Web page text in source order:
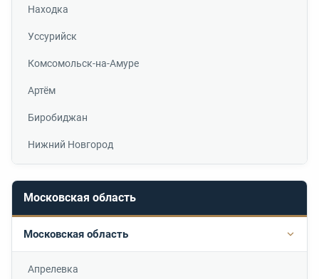
Находка
Уссурийск
Комсомольск-на-Амуре
Артём
Биробиджан
Нижний Новгород
Московская область
Московская область
Апрелевка